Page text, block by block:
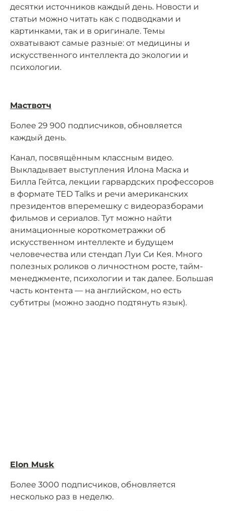
десятки источников каждый день. Новости и
статьи можно читать как с подводками и
картинками, так и в оригинале. Темы
охватывают самые разные: от медицины и
искусственного интеллекта до экологии и
психологии.
Маствотч
Более 29 900 подписчиков, обновляется
каждый день.
Канал, посвящённым классным видео.
Выкладывает выступления Илона Маска и
Билла Гейтса, лекции гарвардских профессоров
в формате TED Talks и речи американских
президентов вперемешку с видеоразборами
фильмов и сериалов. Тут можно найти
анимационные короткометражки об
искусственном интеллекте и будущем
человечества или стендап Луи Си Кея. Много
полезных роликов о личностном росте, тайм-
менеджменте, психологии и так далее. Большая
часть контента — на английском, но есть
субтитры (можно заодно подтянуть язык).
Elon Musk
Более 3000 подписчиков, обновляется
несколько раз в неделю.